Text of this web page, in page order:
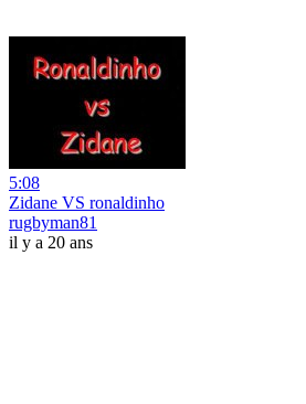
5:08
Zidane VS ronaldinho
rugbyman81
il y a 20 ans